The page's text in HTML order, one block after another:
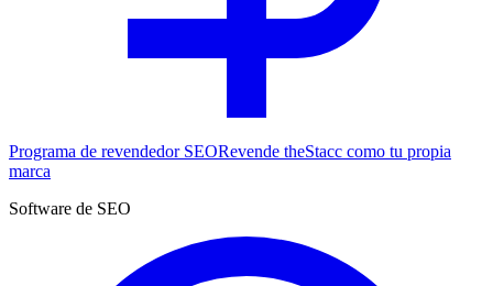
Programa de revendedor SEORevende theStacc como tu propia
marca
Software de SEO